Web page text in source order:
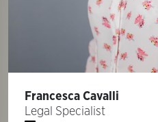
Francesca Cavalli
Legal Specialist